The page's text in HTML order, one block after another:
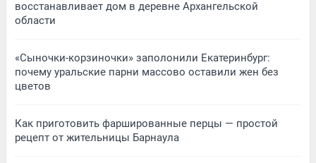
восстанавливает дом в деревне Архангельской
области
«Сыночки-корзиночки» заполонили Екатеринбург:
почему уральские парни массово оставили жен без
цветов
Как приготовить фаршированные перцы — простой
рецепт от жительницы Барнаула